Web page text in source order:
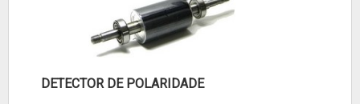
DETECTOR DE POLARIDADE